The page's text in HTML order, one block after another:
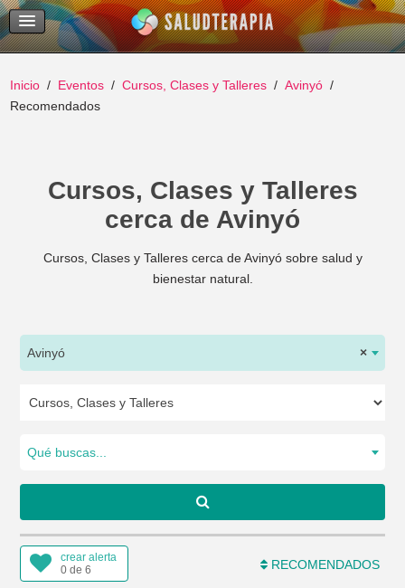
Temas Recientes
Buscar
Inicio Eventos Cursos, Clases y Talleres
Avinyó
Recomendados
Cursos, Clases y Talleres
cerca de Avinyó
Cursos, Clases y Talleres cerca de Avinyó sobre salud y
bienestar natural.
×
Avinyó
Qué buscas...
crear alerta
0 de 6
RECOMENDADOS